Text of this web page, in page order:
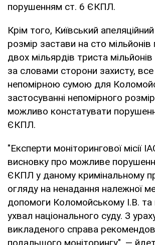
порушенням ст. 6 ЄКПЛ.
Крім того, Київський
розмір застави на сто
двох мільярдів триста
за словами сторони захисту,
непомірною сумою для
застосуванні непомірного
можливо констатувати
ЄКПЛ.
"Експерти моніторингової місії
висновку про можливе
ЄКПЛ у даному кримінальному
огляду на ненадання належної
допомоги Коломойському І.В. та
ухвал національного суду. З
викладеного справа
подальшого моніторингу", —